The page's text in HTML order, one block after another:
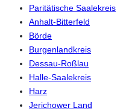
Paritätische Saalekreis
Anhalt-Bitterfeld
Börde
Burgenlandkreis
Dessau-Roßlau
Halle-Saalekreis
Harz
Jerichower Land